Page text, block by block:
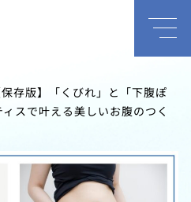
保存版】「くびれ」と「下腹ぽ
スで叶える美しいお腹のつく